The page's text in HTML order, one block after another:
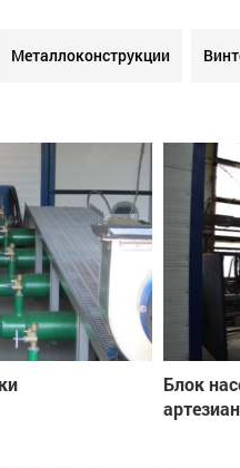
Металлоконструкции
Блок